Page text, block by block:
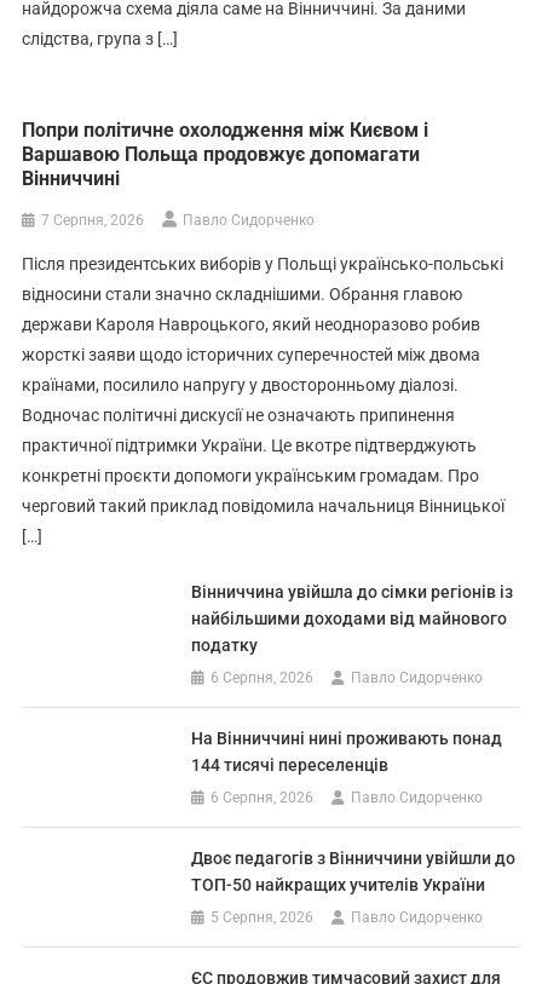
найдорожча схема діяла саме на Вінниччині. За даними
слідства, група з […]
Попри політичне охолодження між Києвом і
Варшавою Польща продовжує допомагати
Вінниччині
7 Серпня, 2026 Павло Сидорченко
Після президентських виборів у Польщі українсько-польські
відносини стали значно складнішими. Обрання главою
держави Кароля Навроцького, який неодноразово робив
жорсткі заяви щодо історичних суперечностей між двома
країнами, посилило напругу у двосторонньому діалозі.
Водночас політичні дискусії не означають припинення
практичної підтримки України. Це вкотре підтверджують
конкретні проєкти допомоги українським громадам. Про
черговий такий приклад повідомила начальниця Вінницької
[…]
Вінниччина увійшла до сімки регіонів із
найбільшими доходами від майнового
податку
6 Серпня, 2026 Павло Сидорченко
На Вінниччині нині проживають понад
144 тисячі переселенців
6 Серпня, 2026 Павло Сидорченко
Двоє педагогів з Вінниччини увійшли до
ТОП-50 найкращих учителів України
5 Серпня, 2026 Павло Сидорченко
ЄС продовжив тимчасовий захист для